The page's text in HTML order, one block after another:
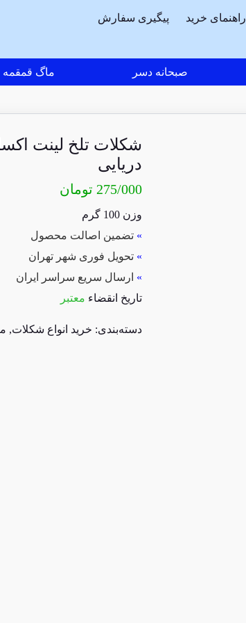
راهنمای خرید
پیگیری سفارش
صبحانه دسر ماگ قمقمه
شکلات تلخ لینت
دریایی
275/000 تومان
وزن 100 گرم
» تضمین اصالت محصول
» تحویل فوری شهر تهران
» ارسال سریع سراسر ایران
تاریخ انقضاء معتبر
دسته‌بندی: خرید انواع شکلات,